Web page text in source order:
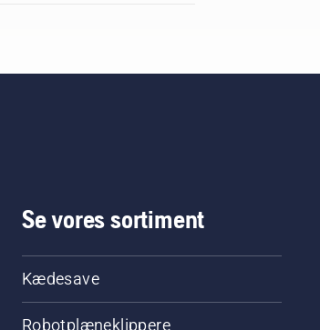
Se vores sortiment
Kædesave
Robotplæneklippere